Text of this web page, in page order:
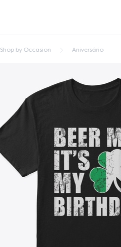
Shop by Occasion Aniversário